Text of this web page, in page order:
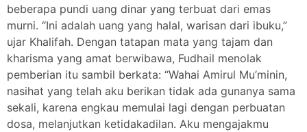
beberapa pundi uang dinar yang terbuat dari emas
murni. “Ini adalah uang yang halal, warisan dari ibuku,”
ujar Khalifah. Dengan tatapan mata yang tajam dan
kharisma yang amat berwibawa, Fudhail menolak
pemberian itu sambil berkata: “Wahai Amirul Mu’minin,
nasihat yang telah aku berikan tidak ada gunanya sama
sekali, karena engkau memulai lagi dengan perbuatan
dosa, melanjutkan ketidakadilan. Aku mengajakmu